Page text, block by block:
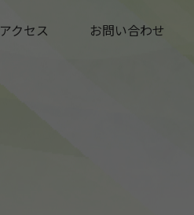
アクセス お問い合わせ